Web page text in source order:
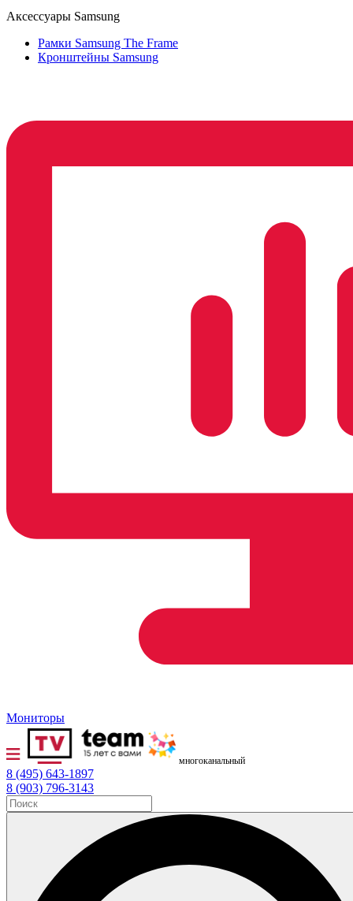
Аксессуары Samsung
Рамки Samsung The Frame
Кронштейны Samsung
Мониторы
многоканальный
8 (495) 643-1897
8 (903) 796-3143